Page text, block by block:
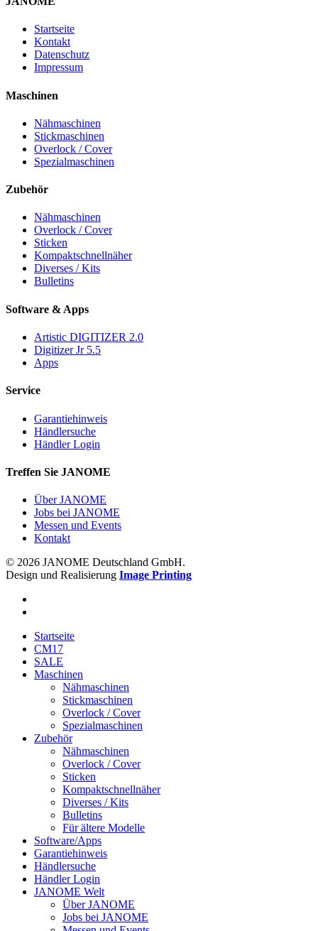
Startseite
Kontakt
Datenschutz
Impressum
Maschinen
Nähmaschinen
Stickmaschinen
Overlock / Cover
Spezialmaschinen
Zubehör
Nähmaschinen
Overlock / Cover
Sticken
Kompaktschnellnäher
Diverses / Kits
Bulletins
Software & Apps
Artistic DIGITIZER 2.0
Digitizer Jr 5.5
Apps
Service
Garantiehinweis
Händlersuche
Händler Login
Treffen Sie JANOME
Über JANOME
Jobs bei JANOME
Messen und Events
Kontakt
© 2026 JANOME Deutschland GmbH.
Design und Realisierung Image Printing
Startseite
CM17
SALE
Maschinen
Nähmaschinen
Stickmaschinen
Overlock / Cover
Spezialmaschinen
Zubehör
Nähmaschinen
Overlock / Cover
Sticken
Kompaktschnellnäher
Diverses / Kits
Bulletins
Für ältere Modelle
Software/Apps
Garantiehinweis
Händlersuche
Händler Login
JANOME Welt
Über JANOME
Jobs bei JANOME